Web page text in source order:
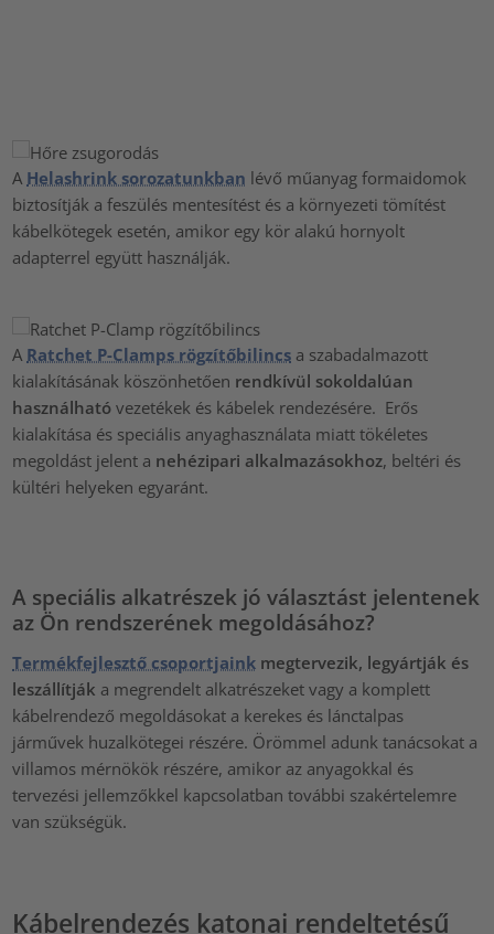
A Helashrink sorozatunkban lévő műanyag formaidomok
biztosítják a feszülés mentesítést és a környezeti tömítést
kábelkötegek esetén, amikor egy kör alakú hornyolt
adapterrel együtt használják.
A Ratchet P-Clamps rögzítőbilincs a szabadalmazott
kialakításának köszönhetően rendkívül sokoldalúan
használható vezetékek és kábelek rendezésére. Erős
kialakítása és speciális anyaghasználata miatt tökéletes
megoldást jelent a nehézipari alkalmazásokhoz, beltéri és
kültéri helyeken egyaránt.
A speciális alkatrészek jó választást jelentenek
az Ön rendszerének megoldásához?
Termékfejlesztő csoportjaink megtervezik, legyártják és
leszállítják a megrendelt alkatrészeket vagy a komplett
kábelrendező megoldásokat a kerekes és lánctalpas
járművek huzalkötegei részére. Örömmel adunk tanácsokat a
villamos mérnökök részére, amikor az anyagokkal és
tervezési jellemzőkkel kapcsolatban további szakértelemre
van szükségük.
Kábelrendezés katonai rendeltetésű